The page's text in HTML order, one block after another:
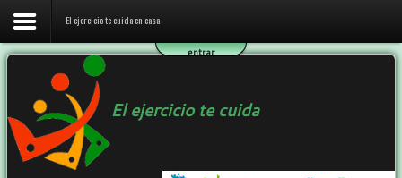
El ejercicio te cuida en casa
El programa ETC
El ejercicio te cuida en casa
entrar
El ejercicio te cuida